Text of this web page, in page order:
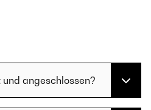
angeschlossen?